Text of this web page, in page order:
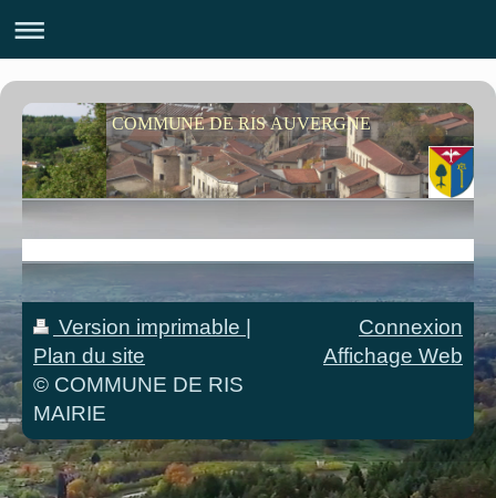
COMMUNE DE RIS AUVERGNE
Version imprimable
Plan du site
© COMMUNE DE RIS
MAIRIE
Connexion
Affichage Web